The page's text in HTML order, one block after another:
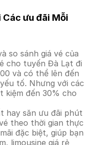
Các ưu đãi Mỗi
so sánh giá vé của
cho tuyến Đà Lạt đi
và có thể lên đến
tố. Nhưng với các
kiệm đến 30% cho
hay săn ưu đãi phút
theo thời gian thực
đặc biệt, giúp bạn
limousine giá rẻ